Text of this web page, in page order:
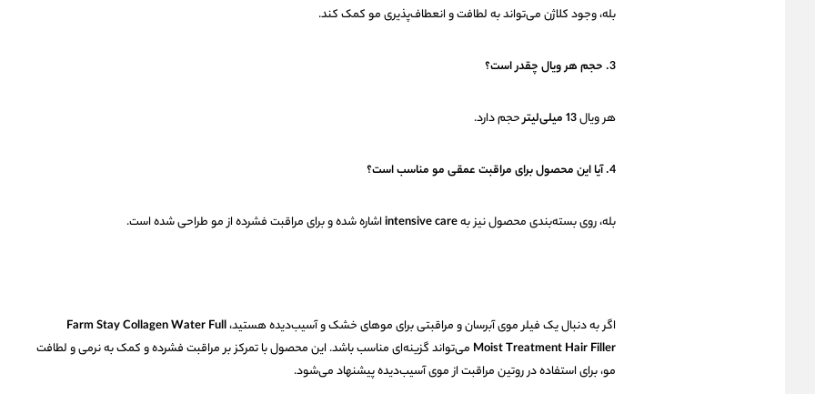
بله، وجود کلاژن می‌تواند به لطافت و انعطاف‌پذیری مو کمک کند.
3. حجم هر ویال چقدر است؟
هر ویال13 میلی‌لیتر حجم دارد.
4. آیا این محصول برای مراقبت عمقی مو مناسب است؟
بله، روی بسته‌بندی محصول نیز بهintensive careاشاره شده و برای مراقبت فشرده از مو طراحی شده است.
اگر به دنبال یک فیلر موی آبرسان و مراقبتی برای موهای خشک و آسیب‌دیده هستید،Farm Stay Collagen Water Full
Moist Treatment Hair Filler می‌تواند گزینه‌ای مناسب باشد. این محصول با تمرکز بر مراقبت فشرده و کمک به نرمی و لطافت
مو، برای استفاده در روتین مراقبت از موی آسیب‌دیده پیشنهاد می‌شود.